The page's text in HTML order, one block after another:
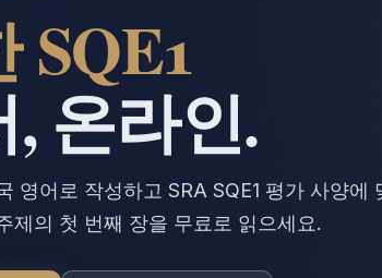
SQE1
온라인.
영어로 작성하고 SRA SQE1 평가 사양에
제의 첫 번째 장을 무료로 읽으세요.